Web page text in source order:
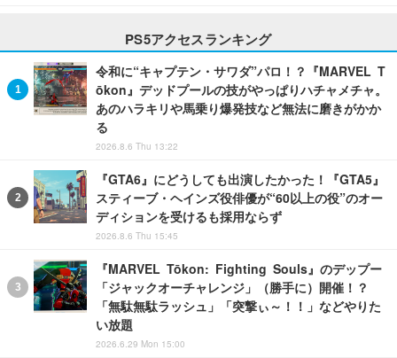
PS5アクセスランキング
令和に“キャプテン・サワダ”パロ！？『MARVEL T
ōkon』デッドプールの技がやっぱりハチャメチャ。
あのハラキリや馬乗り爆発技など無法に磨きがかか
る
2026.8.6 Thu 13:22
『GTA6』にどうしても出演したかった！『GTA5』
スティーブ・ヘインズ役俳優が“60以上の役”のオー
ディションを受けるも採用ならず
2026.8.6 Thu 15:45
『MARVEL Tōkon: Fighting Souls』のデップー
「ジャックオーチャレンジ」（勝手に）開催！？
「無駄無駄ラッシュ」「突撃ぃ～！！」などやりた
い放題
2026.6.29 Mon 15:00